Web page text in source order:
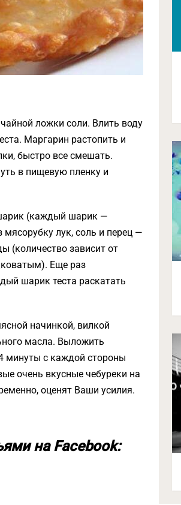
ложки соли. Влить воду
Маргарин растопить и
быстро все смешать.
в пищевую пленку и
(каждый шарик —
лук, соль и перец —
(количество зависит от
Еще раз
шарик теста раскатать
начинкой, вилкой
масла. Выложить
минуты с каждой стороны
очень вкусные чебуреки на
оценят Ваши усилия.
на Facebook: